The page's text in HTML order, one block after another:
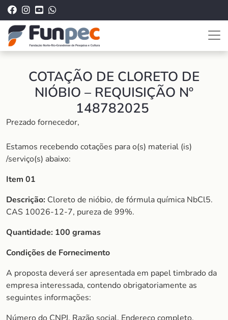
COTAÇÃO DE CLORETO DE
NIÓBIO – REQUISIÇÃO Nº
148782025
Prezado fornecedor,
Estamos recebendo cotações para o(s) material (is)
/serviço(s) abaixo:
Item 01
Descrição: Cloreto de nióbio, de fórmula química NbCl5.
CAS 10026-12-7, pureza de 99%.
Quantidade: 100 gramas
Condições de Fornecimento
A proposta deverá ser apresentada em papel timbrado da
empresa interessada, contendo obrigatoriamente as
seguintes informações: